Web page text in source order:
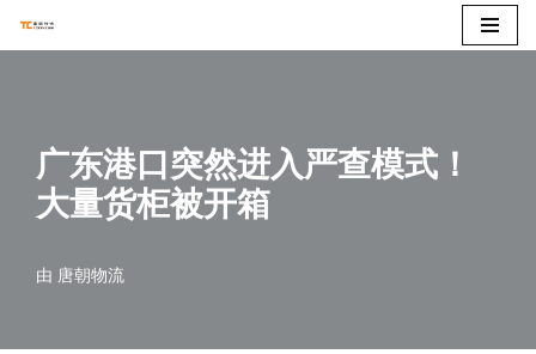
广东港口突然进入严查模式！
大量货柜被开箱
由 唐朝物流